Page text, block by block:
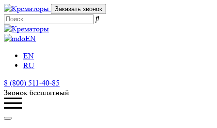
Заказать звонок
EN
EN
RU
8 (800) 511-40-85
Звонок бесплатный